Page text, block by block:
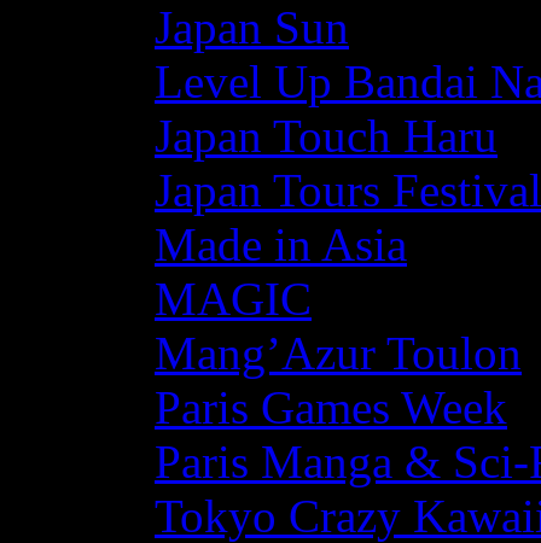
Japan Sun
Level Up Bandai
Japan Touch Haru
Japan Tours Festival
Made in Asia
MAGIC
Mang’Azur Toulon
Paris Games Week
Paris Manga &
Tokyo Crazy